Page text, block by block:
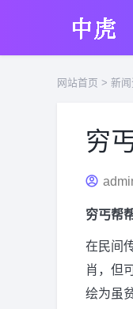
网站首页 > 新
穷
穷丐帮
在民间
肖，但
绘为虽